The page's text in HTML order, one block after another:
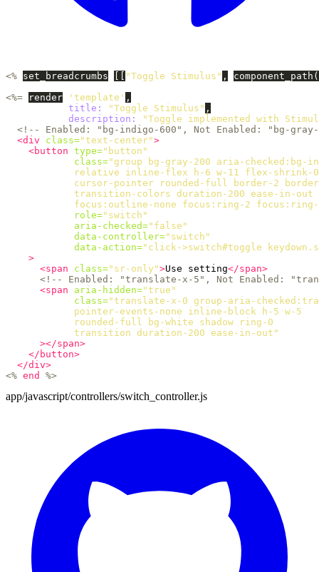
<% set_breadcrumbs [[ "Toggle Stimulus" , component_path (
<%=
render 'template' ,
title:
"Toggle Stimulus" ,
description:
"Toggle implemented with
<!-- Enabled: "bg-indigo-600", Not Enabled: "bg-
<div
class="text-center">
<button type="button"
class="group bg-gray-200 aria-checked:bg-
            relative inline-flex h-6 w-11 flex-shrink-0
cursor-pointer rounded-full border-2
            transition-colors duration-200 ease-in-out
focus:outline-none focus:ring-2
role="switch"
aria-checked="false"
data-controller="switch"
data-action="click->switch#toggle
>
<span
class="sr-only">Use setting</span>
<!-- Enabled: "translate-x-5", Not Enabled:
<span
aria-hidden="true"
class="translate-x-0 group-aria-
            pointer-events-none inline-block h-5 w-5
            rounded-full bg-white shadow ring-0
            transition duration-200 ease-in-out"
></span>
</button>
</div>
<% end %>
app/javascript/controllers/switch_controller.js